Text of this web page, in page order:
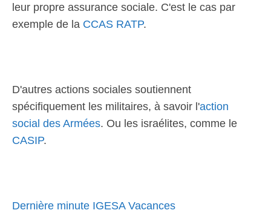
leur propre assurance sociale. C'est le cas par
exemple de la CCAS RATP.
D'autres actions sociales soutiennent
spécifiquement les militaires, à savoir l'action
social des Armées. Ou les israélites, comme le
CASIP.
Dernière minute IGESA Vacances